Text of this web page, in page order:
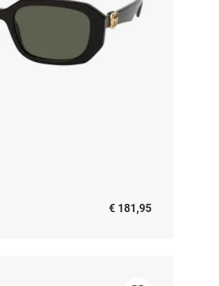
€ 181,95